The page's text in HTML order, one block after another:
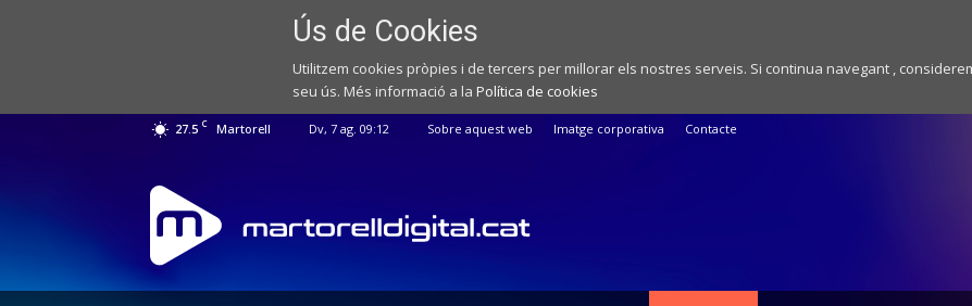
Ús de Cookies
Utilitzem cookies pròpies i de tercers per millorar els nostres serveis. Si continua navegant ,
seu ús. Més informació a la Política de cookies
27.5 C Martorell Dv, 7 ag. 09:12 Sobre aquest web Imatge corporativa Contacte
Web
de
notícies
de
l'Ajuntament